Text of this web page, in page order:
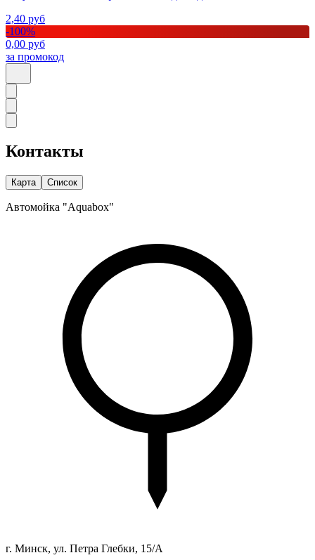
2,40 руб
-100%
0,00 руб
за промокод
Контакты
Карта Список
Автомойка "Aquabox"
г. Минск, ул. Петра Глебки, 15/А